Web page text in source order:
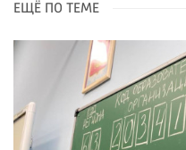
ЕЩЁ ПО ТЕМЕ